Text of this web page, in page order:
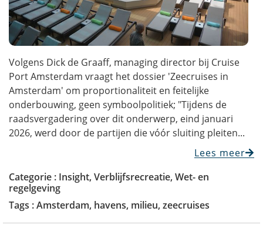
Volgens Dick de Graaff, managing director bij Cruise
Port Amsterdam vraagt het dossier 'Zeecruises in
Amsterdam' om proportionaliteit en feitelijke
onderbouwing, geen symboolpolitiek; "Tijdens de
raadsvergadering over dit onderwerp, eind januari
2026, werd door de partijen die vóór sluiting pleiten...
Lees meer
Categorie : Insight, Verblijfsrecreatie, Wet- en
regelgeving
Tags :Amsterdam, havens, milieu, zeecruises